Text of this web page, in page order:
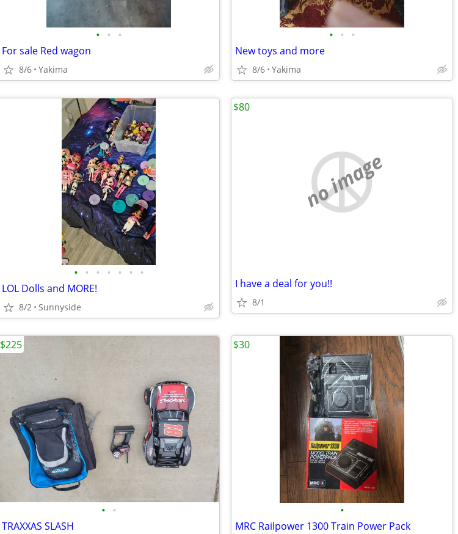
• • •
For sale Red wagon
8/6 Yakima
• • •
New toys and more
8/6 Yakima
• • • • • • •
LOL Dolls and MORE!
8/2 Sunnyside
no image
I have a deal for you!!
8/1
$80
• •
TRAXXAS SLASH
$225
•
MRC Railpower 1300 Train Power Pack
$30